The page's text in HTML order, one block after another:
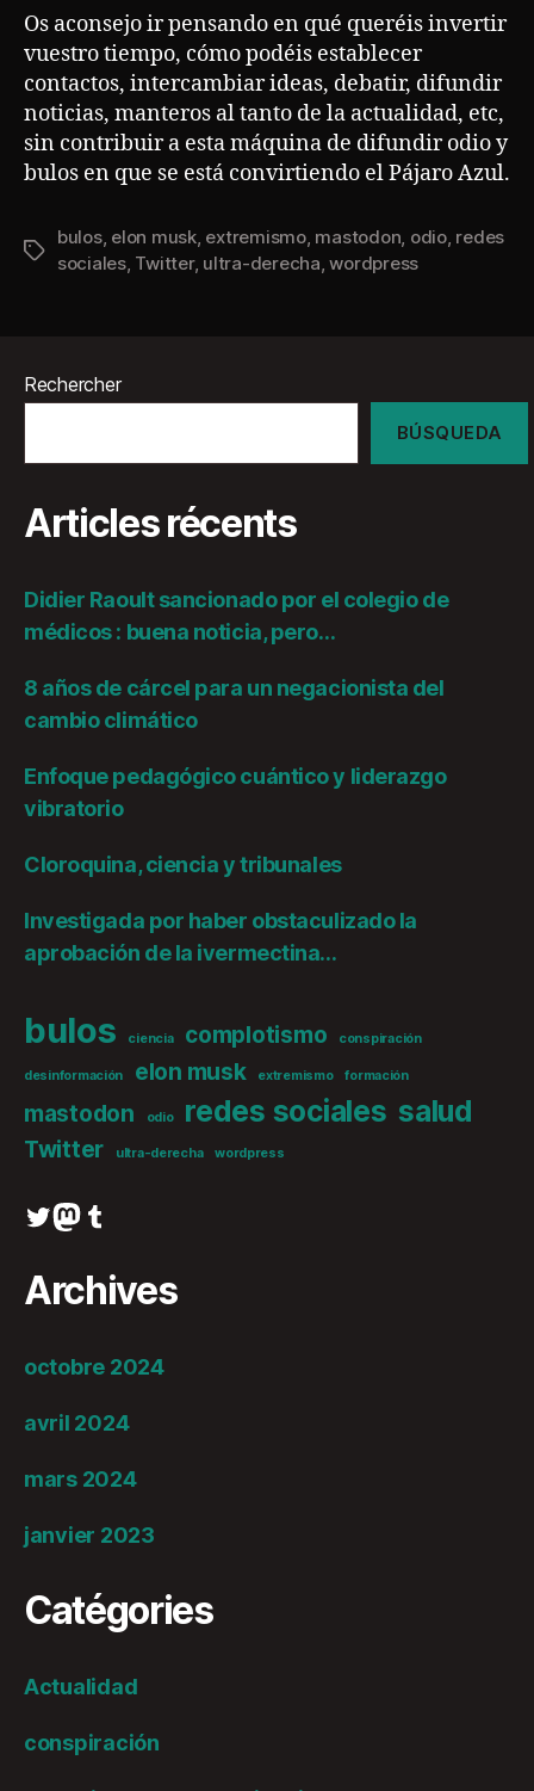
Os aconsejo ir pensando en qué queréis invertir
vuestro tiempo, cómo podéis establecer
contactos, intercambiar ideas, debatir, difundir
noticias, manteros al tanto de la actualidad, etc,
sin contribuir a esta máquina de difundir odio y
bulos en que se está convirtiendo el Pájaro Azul.
Étiquettes
bulos, elon musk, extremismo, mastodon odio, redes
sociales, Twitter, ultra-derecha ,wordpress
Rechercher
BÚSQUEDA
Articles récents
Didier Raoult sancionado por el colegio de
médicos : buena noticia, pero…
8 años de cárcel para un negacionista del
cambio climático
Enfoque pedagógico cuántico y liderazgo
vibratorio
Cloroquina, ciencia y tribunales
Investigada por haber obstaculizado la
aprobación de la ivermectina…
bulos ciencia complotismo conspiración
desinformación elon musk extremismo formación
mastodon odio redes sociales salud
Twitter ultra-derecha wordpress
Twitter
Mastodon
Tumblr
Archives
octobre 2024
avril 2024
mars 2024
janvier 2023
Catégories
Actualidad
conspiración